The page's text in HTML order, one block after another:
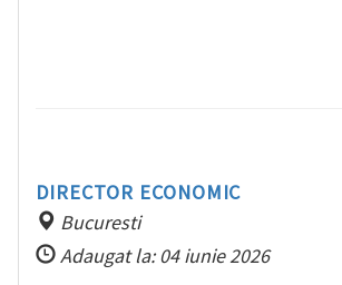
DIRECTOR ECONOMIC
Bucuresti
Adaugat la: 04 iunie 2026